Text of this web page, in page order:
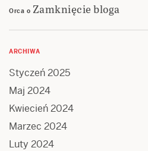
Orca o Zamknięcie bloga
ARCHIWA
Styczeń 2025
Maj 2024
Kwiecień 2024
Marzec 2024
Luty 2024